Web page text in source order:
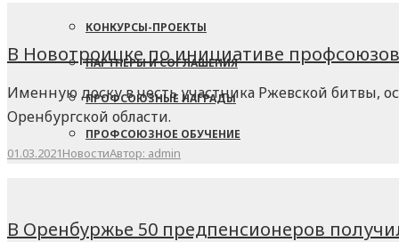
КОНКУРСЫ-ПРОЕКТЫ
ПАРТНЕРЫ И СОГЛАШЕНИЯ
ПРОФСОЮЗНЫЕ НАГРАДЫ
ПРОФСОЮЗНОЕ ОБУЧЕНИЕ
В Новотроицке по инициативе
Именную доску в честь участника Ржевской битвы,
Оренбургской области.
01.03.2021НовостиАвтор: admin
В Оренбуржье 50 предпенсионеров